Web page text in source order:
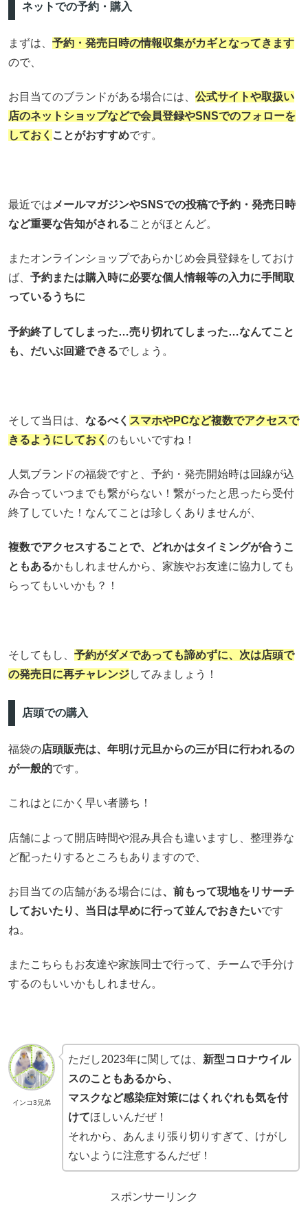
ネットでの予約・購入
まずは、 予約・発売日時の情報収集がカギとなってきます
ので、
お目当てのブランドがある場合には、 公式サイトや取扱い
店のネットショップなどで会員登録やSNSでのフォローを
しておく ことがおすすめです。
最近では メールマガジンやSNSでの投稿で予約・発売日時
など重要な告知がされることがほとんど。
またオンラインショップであらかじめ会員登録をしておけ
ば、 予約または購入時に必要な個人情報等の入力に手間取
っているうちに
予約終了してしまった…売り切れてしまった…なんてこと
も、だいぶ回避できるでしょう。
そして当日は、 なるべく スマホやPCなど複数でアクセスで
きるようにしておく のもいいですね！
人気ブランドの福袋ですと、予約・発売開始時は回線が込
み合っていつまでも繋がらない！繋がったと思ったら受付
終了していた！なんてことは珍しくありませんが、
複数でアクセスすることで、どれかはタイミングが合うこ
ともあるかもしれませんから、家族やお友達に協力しても
らってもいいかも？！
そしてもし、 予約がダメであっても諦めずに、次は店頭で
の発売日に再チャレンジしてみましょう！
店頭での購入
福袋の店頭販売は、年明け元旦からの三が日に行われるの
が一般的です。
これはとにかく早い者勝ち！
店舗によって開店時間や混み具合も違いますし、整理券な
ど配ったりするところもありますので、
お目当ての店舗がある場合には、前もって現地をリサーチ
しておいたり、当日は早めに行って並んでおきたいです
ね。
またこちらもお友達や家族同士で行って、チームで手分け
するのもいいかもしれません。
インコ3兄弟
ただし2023年に関しては、 新型コロナウイル
スのこともあるから、
マスクなど感染症対策にはくれぐれも気を付
けてほしいんだぜ！
それから、あんまり張り切りすぎて、けがし
ないように注意するんだぜ！
スポンサーリンク